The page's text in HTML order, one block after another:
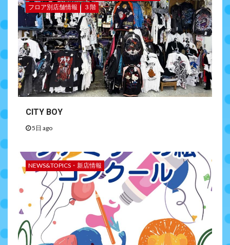
フロア別店舗情報
３階
CITY BOY
5日 ago
NEWS&TOPICS・新店情報